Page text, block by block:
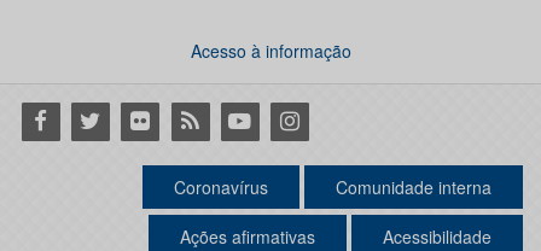
Acesso à informação
Facebook
Twitter Flickr RSS YoutubeInstagram
Coronavírus Comunidade interna
Ações afirmativas Acessibilidade